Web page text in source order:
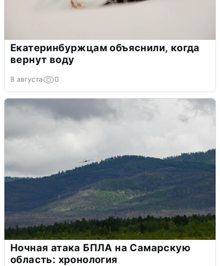
Екатеринбуржцам объяснили, когда
вернут воду
8 августа 0
Ночная атака БПЛА на Самарскую
область: хронология